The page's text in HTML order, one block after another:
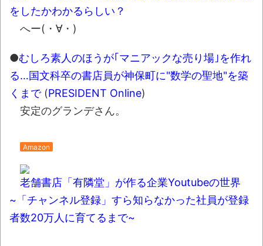
をしたかわかるらしい？
へー(・∀・)
●むしろ素人のほうが｢マニアックな売り場｣を作れ
る…国文科卒の書店員が神保町に"数学の聖地"を築
くまで(PRESIDENT Online)
安定のグランデさん。
Amazon
老舗書店「有隣堂」が作る企業Youtubeの世界
~「チャンネル登録」すら知らなかった社員が登録
者数20万人に育てるまで~